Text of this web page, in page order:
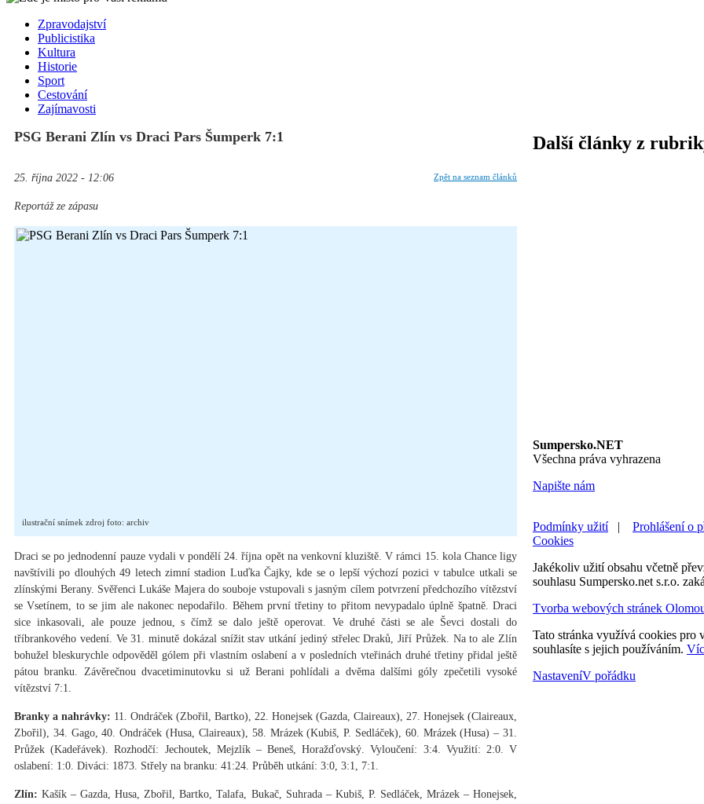
Zpravodajství
Publicistika
Kultura
Historie
Sport
Cestování
Zajímavosti
PSG Berani Zlín vs Draci Pars Šumperk 7:1
25. října 2022 - 12:06 Zpět na seznam článků
Reportáž ze zápasu
ilustrační snímek zdroj foto: archiv
Draci se po jednodenní pauze vydali v pondělí 24. října opět na venkovní kluziště. V rámci 15. kola Chance ligy
navštívili po dlouhých 49 letech zimní stadion Luďka Čajky, kde se o lepší výchozí pozici v tabulce utkali se
zlínskými Berany. Svěřenci Lukáše Majera do souboje vstupovali s jasným cílem potvrzení předchozího vítězství
se Vsetínem, to se jim ale nakonec nepodařilo. Během první třetiny to přitom nevypadalo úplně špatně. Draci
sice inkasovali, ale pouze jednou, s čímž se dalo ještě operovat. Ve druhé části se ale Ševci dostali do
tříbrankového vedení. Ve 31. minutě dokázal snížit stav utkání jediný střelec Draků, Jiří Průžek. Na to ale Zlín
bohužel bleskurychle odpověděl gólem při vlastním oslabení a v posledních vteřinách druhé třetiny přidal ještě
pátou branku. Závěrečnou dvacetiminutovku si už Berani pohlídali a dvěma dalšími góly zpečetili vysoké
vítězství 7:1.
Branky a nahrávky: 11. Ondráček (Zbořil, Bartko), 22. Honejsek (Gazda, Claireaux), 27. Honejsek (Claireaux,
Zbořil), 34. Gago, 40. Ondráček (Husa, Claireaux), 58. Mrázek (Kubiš, P. Sedláček), 60. Mrázek (Husa) – 31.
Průžek (Kadeřávek). Rozhodčí: Jechoutek, Mejzlík – Beneš, Horažďovský. Vyloučení: 3:4. Využití: 2:0. V
oslabení: 1:0. Diváci: 1873. Střely na branku: 41:24. Průběh utkání: 3:0, 3:1, 7:1.
Zlín: Kašík – Gazda, Husa, Zbořil, Bartko, Talafa, Bukač, Suhrada – Kubiš, P. Sedláček, Mrázek – Honejsek,
Další články z
Sumpersko.NET
Všechna práva vyhrazena
Napište nám
Podmínky užití Prohlášení o
Cookies
Jakékoliv užití obsahu včetně
souhlasu Sumpersko.net s.r.o.
Tvorba webových stránek
Tato stránka využívá cookies pro
souhlasíte s jejich používáním.
NastaveníV pořádku